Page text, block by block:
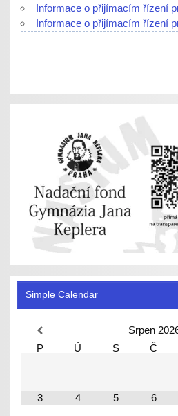
Informace o přijímacím řízení
Informace o přijímacím řízení
Simple Calendar
Srpen
P
Ú S Č
3 4 5 6